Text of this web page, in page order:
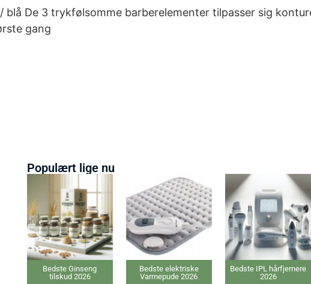
blå De 3 trykfølsomme barberelementer tilpasser sig
gang
Populært lige nu
Bedste Ginseng
tilskud 2026
Bedste elektriske
Varmepude 2026
Bedste IPL hårfjernere
2026